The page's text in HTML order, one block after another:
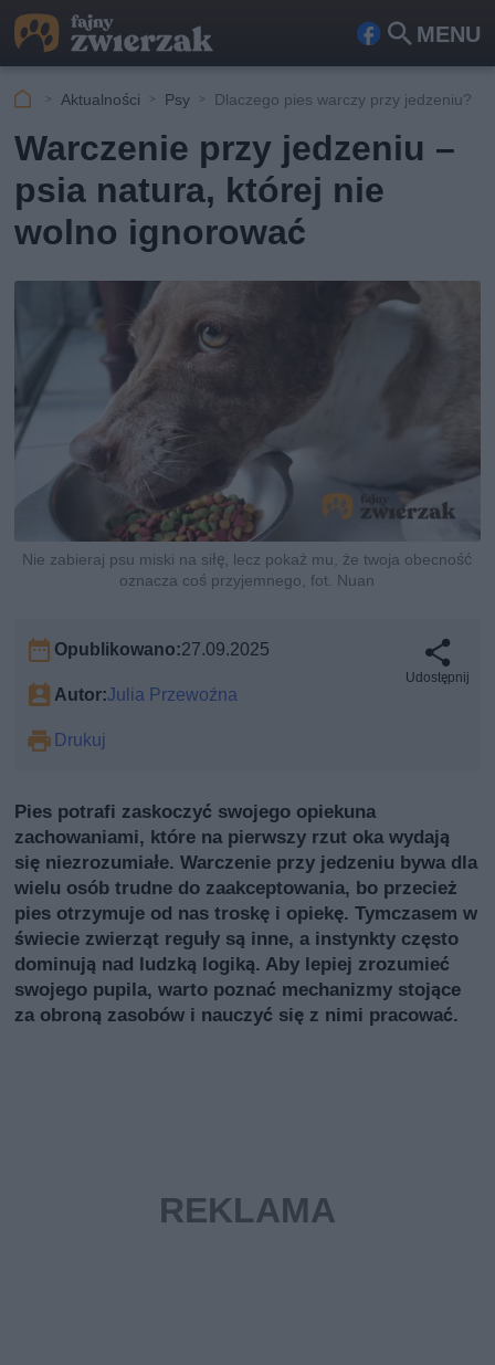
MENU
Fa
ook
Szu
kaj
Aktualności Psy Dlaczego pies warczy przy jedzeniu?
Warczenie przy jedzeniu –
psia natura, której nie
wolno ignorować
Nie zabieraj psu miski na siłę, lecz pokaż mu, że twoja obecność
oznacza coś przyjemnego, fot. Nuan
Opublikowano:27.09.2025
Autor:Julia Przewoźna
Drukuj
Udostępnij
Pies potrafi zaskoczyć swojego opiekuna
zachowaniami, które na pierwszy rzut oka wydają
się niezrozumiałe. Warczenie przy jedzeniu bywa dla
wielu osób trudne do zaakceptowania, bo przecież
pies otrzymuje od nas troskę i opiekę. Tymczasem w
świecie zwierząt reguły są inne, a instynkty często
dominują nad ludzką logiką. Aby lepiej zrozumieć
swojego pupila, warto poznać mechanizmy stojące
za obroną zasobów i nauczyć się z nimi pracować.